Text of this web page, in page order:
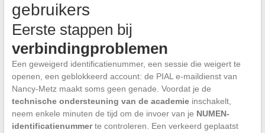
gebruikers
Eerste stappen bij
verbindingproblemen
Een geweigerd identificatienummer, een sessie die weigert te
openen, een geblokkeerd account: de PIAL e-maildienst van
Nancy-Metz maakt soms geen genade. Voordat je de
technische ondersteuning van de academieinschakelt,
neem enkele minuten de tijd om de invoer van je NUMEN-
identificatienummerte controleren. Een verkeerd geplaatst